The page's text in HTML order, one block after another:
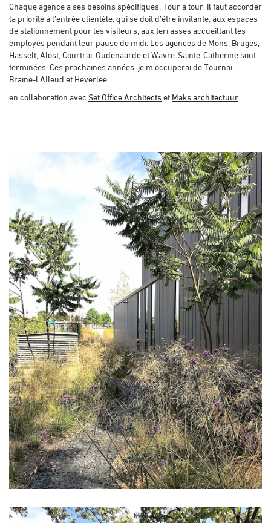
Chaque agence a ses besoins spécifiques. Tour à tour, il faut accorder
la priorité à l’entrée clientèle, qui se doit d’être invitante, aux espaces
de stationnement pour les visiteurs, aux terrasses accueillant les
employés pendant leur pause de midi. Les agences de Mons, Bruges,
Hasselt, Alost, Courtrai, Oudenaarde et Wavre-Sainte-Catherine sont
terminées. Ces prochaines années, je m’occuperai de Tournai,
Braine-l'Alleud et Heverlee.
en collaboration avec Set Office Architects et Maks architectuur